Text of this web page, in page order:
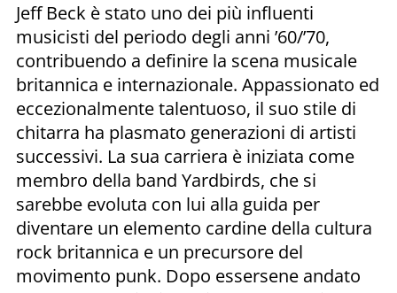
Jeff Beck è stato uno dei più influenti
musicisti del periodo degli anni ’60/’70,
contribuendo a definire la scena musicale
britannica e internazionale. Appassionato ed
eccezionalmente talentuoso, il suo stile di
chitarra ha plasmato generazioni di artisti
successivi. La sua carriera è iniziata come
membro della band Yardbirds, che si
sarebbe evoluta con lui alla guida per
diventare un elemento cardine della cultura
rock britannica e un precursore del
movimento punk. Dopo essersene andato